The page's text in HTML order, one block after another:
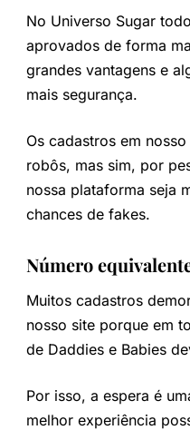
No Universo Sugar
aprovados de forma
grandes vantagens e
mais segurança.
Os cadastros em
robôs, mas sim, por
nossa plataforma seja
chances de fakes.
Número
Muitos cadastros
nosso site porque em
de Daddies e Babies
Por isso, a espera é
melhor experiência